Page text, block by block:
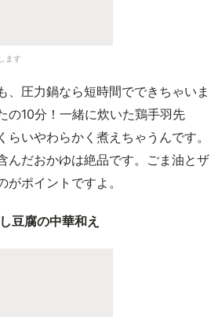
ます
、圧力鍋なら短時間でできちゃいま
の10分！一緒に炊いた鶏手羽先
らいやわらかく煮えちゃうんです。
んだおかゆは絶品です。ごま油とザ
ポイントですよ。
豆腐の中華和え